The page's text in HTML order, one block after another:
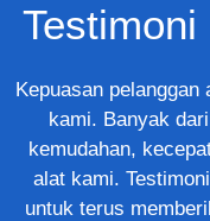
Kepuasan
kami. Banyak
kemudahan,
alat kami.
untuk terus